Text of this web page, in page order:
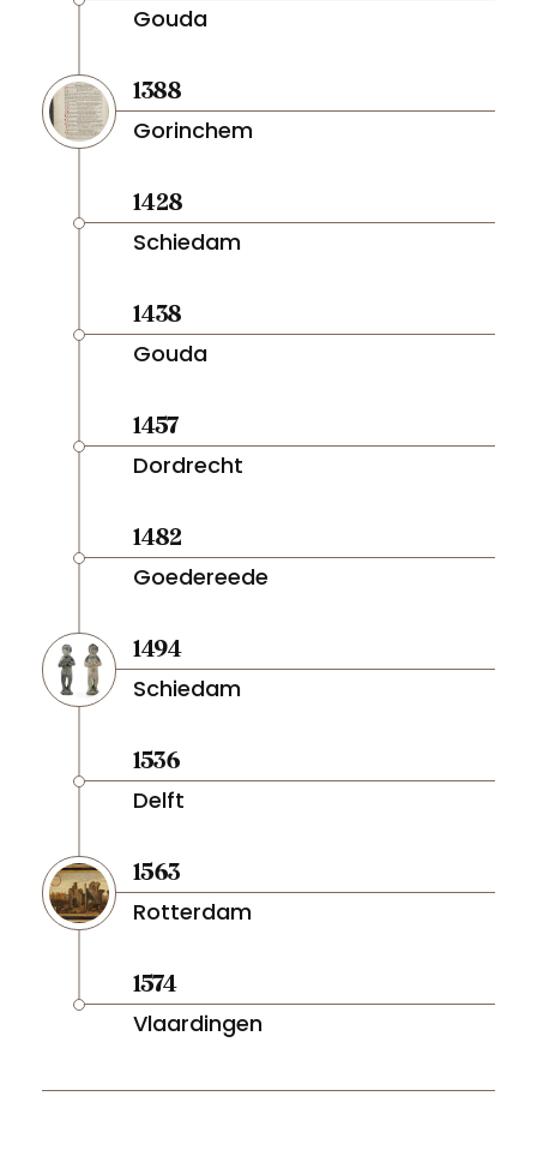
Gouda
1388
Gorinchem
1428
Schiedam
1438
Gouda
1457
Dordrecht
1482
Goedereede
1494
Schiedam
1536
Delft
1563
Rotterdam
1574
Vlaardingen